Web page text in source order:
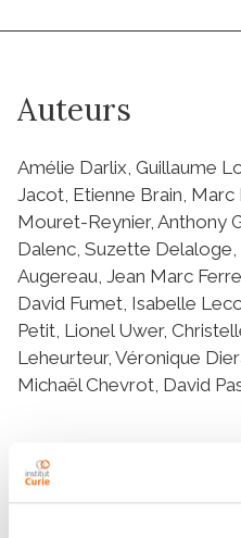
Auteurs
Amélie Darlix, Guillaume
Jacot, Etienne Brain,
Mouret-Reynier, Anthony
Dalenc, Suzette
Augereau, Jean Marc
David Fumet, Isabelle
Petit, Lionel Uwer,
Leheurteur, Véronique
Michaël Chevrot, David
Résumé